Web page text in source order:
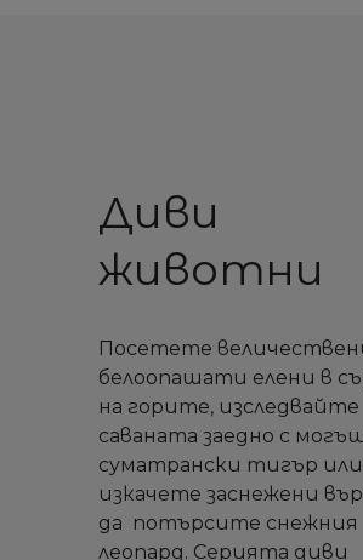
Диви
животни
Посетете
белоопашати елени в
на горите, изследвайте
саваната заедно с
суматрански тигър или
изкачете заснежени
да потърсите снежния
леопард. Серията диви